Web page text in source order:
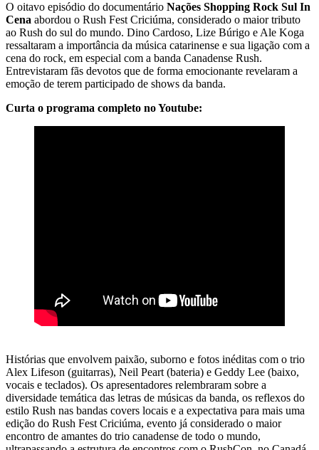
O oitavo episódio do documentário Nações Shopping Rock Sul In
Cena abordou o Rush Fest Criciúma, considerado o maior tributo
ao Rush do sul do mundo. Dino Cardoso, Lize Búrigo e Ale Koga
ressaltaram a importância da música catarinense e sua ligação com a
cena do rock, em especial com a banda Canadense Rush.
Entrevistaram fãs devotos que de forma emocionante revelaram a
emoção de terem participado de shows da banda.
Curta o programa completo no Youtube:
Histórias que envolvem paixão, suborno e fotos inéditas com o trio
Alex Lifeson (guitarras), Neil Peart (bateria) e Geddy Lee (baixo,
vocais e teclados). Os apresentadores relembraram sobre a
diversidade temática das letras de músicas da banda, os reflexos do
estilo Rush nas bandas covers locais e a expectativa para mais uma
edição do Rush Fest Criciúma, evento já considerado o maior
encontro de amantes do trio canadense de todo o mundo,